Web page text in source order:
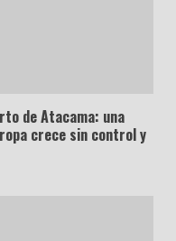
de Atacama: una
crece sin control y